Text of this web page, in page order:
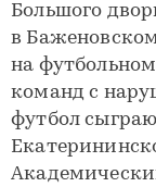
Большого
в
на
команд с
футбол